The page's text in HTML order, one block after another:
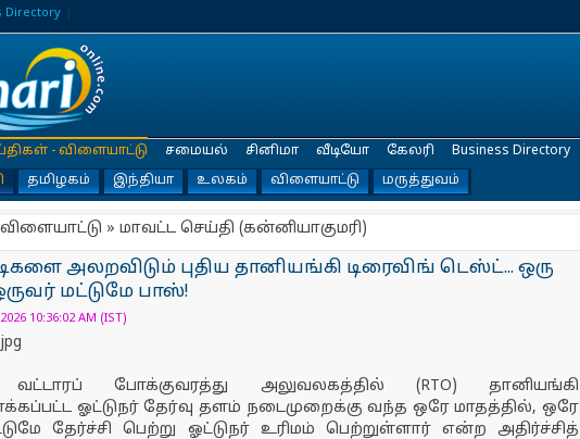
Directory
- விளையாட்டு
தமிழகம் இந்தியா உலகம் விளையாட்டு மருத்துவம்
சமையல் சினிமா வீடியோ கேலரி Business Directory
» மாவட்ட செய்தி (கன்னியாகுமரி)
அலறவிடும் புதிய தானியங்கி டிரைவிங் டெஸ்ட்... ஒரு
மட்டுமே பாஸ்!
10:36:02 AM (IST)
வட்டாரப் போக்குவரத்து அலுவலகத்தில் (RTO) தானியங்கி
ஓட்டுநர் தேர்வு தளம் நடைமுறைக்கு வந்த ஒரே மாதத்தில், ஒரே
தேர்ச்சி பெற்று ஓட்டுநர் உரிமம் பெற்றுள்ளார் என்ற அதிர்ச்சித்